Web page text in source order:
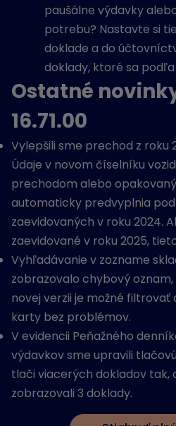
paušálne výdavky
potrebu? Nastavte si
doklade a do
doklady, ktoré sa
Ostatné
16.71.00
Vylepšili sme prechod z roku
Údaje v novom číselníku
prechodom alebo
automaticky predvyplnia
zaevidovaných v roku 2024.
zaevidované v roku 2025,
Vyhľadávanie v zozname
zobrazovalo chybový
novej verzii je možné
karty bez problémov.
V evidencii Peňažného
výdavkov sme upravili
tlači viacerých dokladov tak,
zobrazovali 3 doklady.